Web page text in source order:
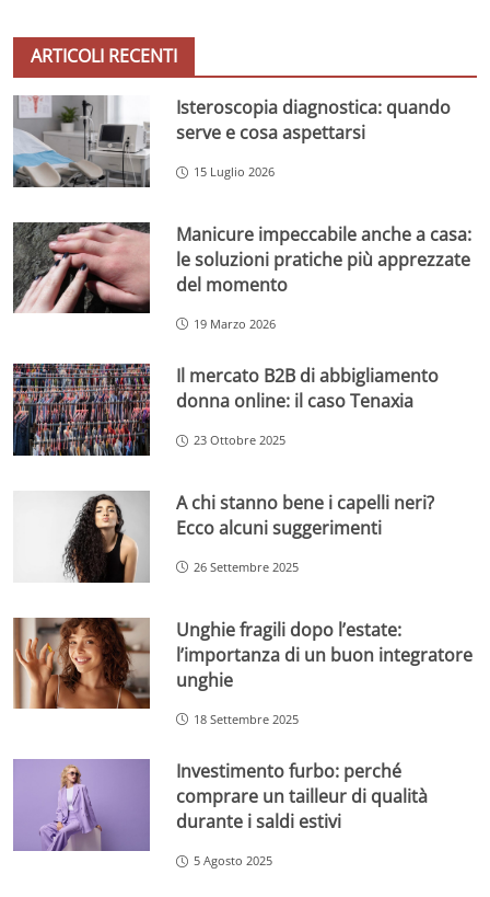
ARTICOLI RECENTI
Isteroscopia diagnostica: quando
serve e cosa aspettarsi
15 Luglio 2026
Manicure impeccabile anche a casa:
le soluzioni pratiche più apprezzate
del momento
19 Marzo 2026
Il mercato B2B di abbigliamento
donna online: il caso Tenaxia
23 Ottobre 2025
A chi stanno bene i capelli neri?
Ecco alcuni suggerimenti
26 Settembre 2025
Unghie fragili dopo l’estate:
l’importanza di un buon integratore
unghie
18 Settembre 2025
Investimento furbo: perché
comprare un tailleur di qualità
durante i saldi estivi
5 Agosto 2025